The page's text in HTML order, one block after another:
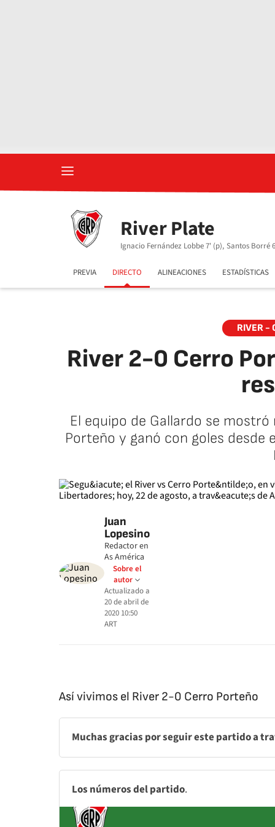
River Plate
Ignacio Fernández Lobbe 7' (p), Santos Borré
PREVIA DIRECTO ALINEACIONES ESTADÍSTICAS
RIVER -
River 2-0 Cerro
El equipo de Gallardo se
Porteño y ganó con goles desde
Juan
Lopesino
Redactor en
As América
Sobre el
autor
Actualizado a
20 de abril de
2020 10:50
ART
Así vivimos el River 2-0 Cerro Porteño
Muchas gracias por seguir este partido a
Los números del partido.